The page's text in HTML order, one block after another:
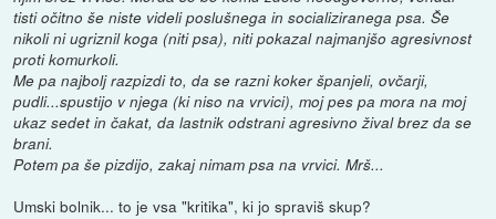
tisti očitno še niste videli poslušnega in socializiranega psa. Še
nikoli ni ugriznil koga (niti psa), niti pokazal najmanjšo agresivnost
proti komurkoli.
Me pa najbolj razpizdi to, da se razni koker španjeli, ovčarji,
pudli...spustijo v njega (ki niso na vrvici), moj pes pa mora na moj
ukaz sedet in čakat, da lastnik odstrani agresivno žival brez da se
brani.
Potem pa še pizdijo, zakaj nimam psa na vrvici. Mrš...
Umski bolnik... to je vsa "kritika", ki jo spraviš skup?